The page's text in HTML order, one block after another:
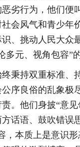
劣行为，他们便
会风气和青少年
、挑动人民大众
多元、视角包容”
秉持双重标准、
序良俗的乱象极
。他们身披“意
话语、鼓吹错误
，本质上是意识